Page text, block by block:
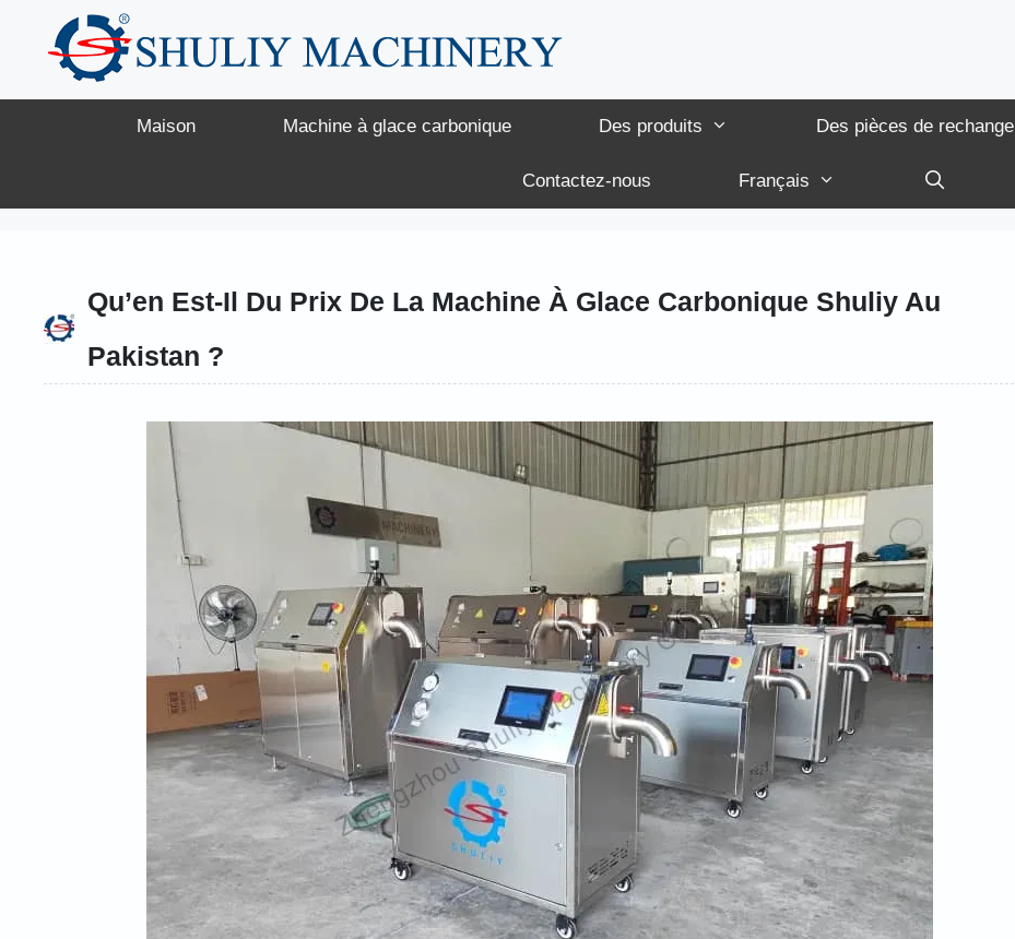
Maison Machine à glace carbonique Des produits Des pièces de rechange
Contactez-nous Français
Qu’en Est-Il Du Prix De La Machine À Glace Carbonique Shuliy Au
Pakistan ?